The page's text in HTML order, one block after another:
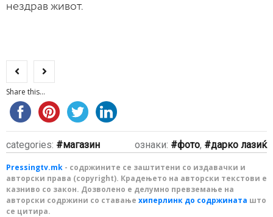
нездрав живот.
Share this...
categories: магазин ознаки: фото, дарко лазиќ
Pressingtv.mk - содржините се заштитени со издавачки и
авторски права (copyright). Крадењето на авторски текстови е
казниво со закон. Дозволено е делумно превземање на
авторски содржини со ставање хиперлинк до содржината што
се цитира.